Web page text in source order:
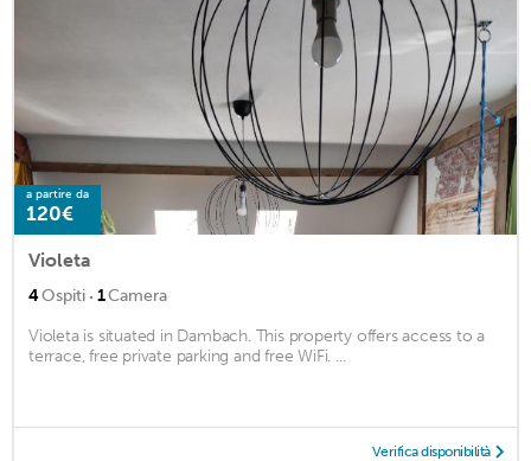
a partire da
120€
Violeta
4Ospiti · 1Camera
Violeta is situated in Dambach. This property offers access to a
terrace, free private parking and free WiFi. ...
Verifica disponibilità